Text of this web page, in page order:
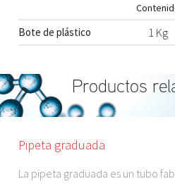
Bote de plástico 1 Kg
Productos
Pipeta graduada
La pipeta graduada es un tubo